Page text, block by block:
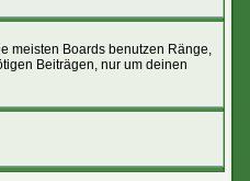
meisten Boards benutzen Ränge,
Beiträgen, nur um deinen